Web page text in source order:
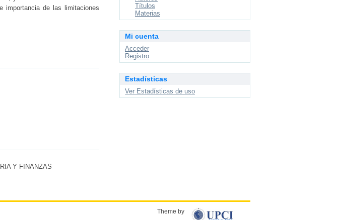
importancia de las limitaciones
Y FINANZAS
Títulos
Materias
Mi cuenta
Acceder
Registro
Estadísticas
Ver Estadísticas de uso
Theme by